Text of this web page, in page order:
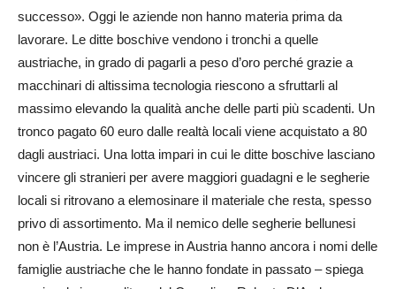
successo». Oggi le aziende non hanno materia prima da
lavorare. Le ditte boschive vendono i tronchi a quelle
austriache, in grado di pagarli a peso d’oro perché grazie a
macchinari di altissima tecnologia riescono a sfruttarli al
massimo elevando la qualità anche delle parti più scadenti. Un
tronco pagato 60 euro dalle realtà locali viene acquistato a 80
dagli austriaci. Una lotta impari in cui le ditte boschive lasciano
vincere gli stranieri per avere maggiori guadagni e le segherie
locali si ritrovano a elemosinare il materiale che resta, spesso
privo di assortimento. Ma il nemico delle segherie bellunesi
non è l’Austria. Le imprese in Austria hanno ancora i nomi delle
famiglie austriache che le hanno fondate in passato – spiega